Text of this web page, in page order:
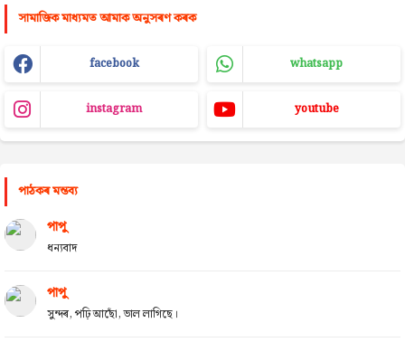
সামাজিক মাধ্যমত আমাক অনুসৰণ কৰক
facebook whatsapp
instagram youtube
পাঠকৰ মন্তব্য
পাপু
ধন্যবাদ
পাপু
সুন্দৰ, পঢ়ি আছোঁ, ভাল লাগিছে।